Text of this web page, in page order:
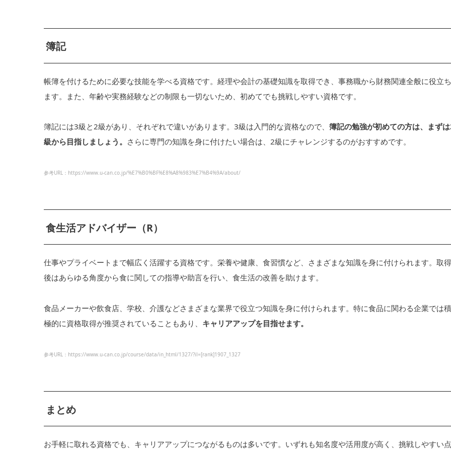
簿記
帳簿を付けるために必要な技能を学べる資格です。経理や会計の基礎知識を取得でき、事務職から財務関連全般に役立ち
ます。また、年齢や実務経験などの制限も一切ないため、初めてでも挑戦しやすい資格です。
簿記には3級と2級があり、それぞれで違いがあります。3級は入門的な資格なので、 簿記の勉強が初めての方は、まず
級から目指しましょう。 さらに専門の知識を身に付けたい場合は、2級にチャレンジするのがおすすめです。
参考URL：https://www.u-can.co.jp/%E7%B0%BF%E8%A8%983%E7%B4%9A/about/
食生活アドバイザー（R）
仕事やプライベートまで幅広く活躍する資格です。栄養や健康、食習慣など、さまざまな知識を身に付けられます。取得
後はあらゆる角度から食に関しての指導や助言を行い、食生活の改善を助けます。
食品メーカーや飲食店、学校、介護などさまざまな業界で役立つ知識を身に付けられます。特に食品に関わる企業では積
極的に資格取得が推奨されていることもあり、 キャリアアップを目指せます。
参考URL：https://www.u-can.co.jp/course/data/in_html/1327/?il=[rank]1907_1327
まとめ
お手軽に取れる資格でも、キャリアアップにつながるものは多いです。いずれも知名度や活用度が高く、挑戦しやすい点